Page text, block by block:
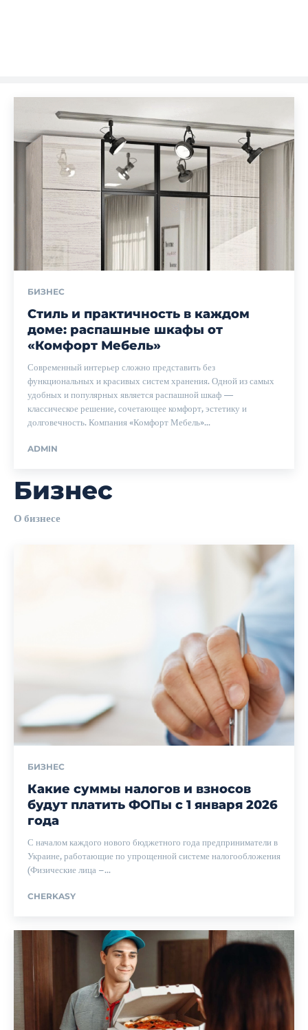
БИЗНЕС
Стиль и практичность в каждом
доме: распашные шкафы от
«Комфорт Мебель»
Современный интерьер сложно представить без
функциональных и красивых систем хранения. Одной из самых
удобных и популярных является распашной шкаф —
классическое решение, сочетающее комфорт, эстетику и
долговечность. Компания «Комфорт Мебель»...
ADMIN
Бизнес
О бизнесе
БИЗНЕС
Какие суммы налогов и взносов
будут платить ФОПы с 1 января 2026
года
С началом каждого нового бюджетного года предприниматели в
Украине, работающие по упрощенной системе налогообложения
(Физические лица –...
CHERKASY